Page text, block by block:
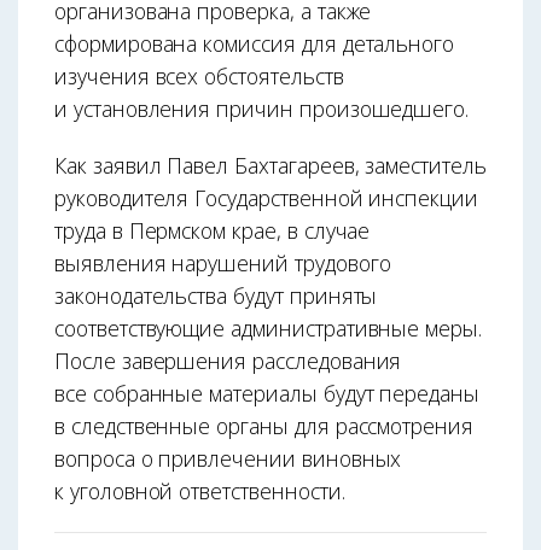
организована проверка, а также
сформирована комиссия для детального
изучения всех обстоятельств
и установления причин произошедшего.
Как заявил Павел Бахтагареев, заместитель
руководителя Государственной инспекции
труда в Пермском крае, в случае
выявления нарушений трудового
законодательства будут приняты
соответствующие административные меры.
После завершения расследования
все собранные материалы будут переданы
в следственные органы для рассмотрения
вопроса о привлечении виновных
к уголовной ответственности.